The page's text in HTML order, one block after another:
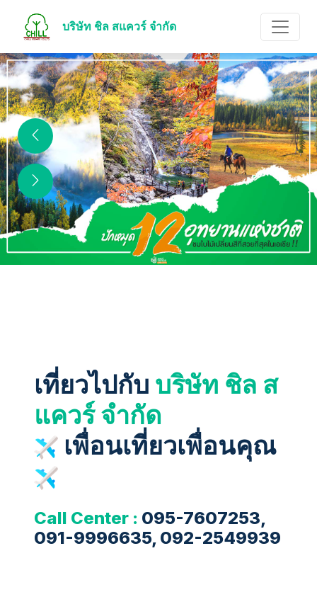
บริษัท ชิล สแควร์ จำกัด
เที่ยวไปกับ บริษัท ชิล ส
แควร์ จำกัด
เพื่อนเที่ยวเพื่อนคุณ
Call Center : 095-7607253,
091-9996635, 092-2549939